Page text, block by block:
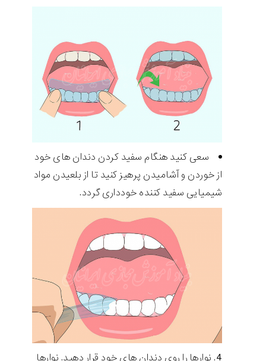
سعی کنید هنگام سفید کردن دندان های خود
از خوردن و آشامیدن پرهیز کنید تا از بلعیدن مواد
شیمیایی سفید کننده خودداری گردد.
نوارها را روی دندان های خود قرار دهید. نوارها